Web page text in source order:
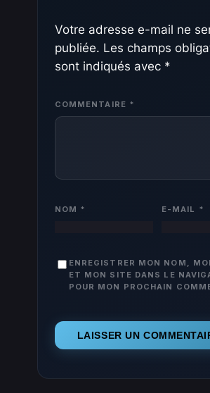
Votre adresse e-mail ne
publiée. Les champs
sont indiqués avec *
COMMENTAIRE *
NOM * E-MAIL *
ENREGISTRER MON NOM,
ET MON SITE DANS LE
POUR MON PROCHAIN